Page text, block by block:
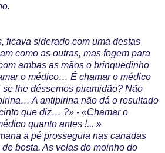
ficava siderado com uma destas
como as outras, mas fogem para
ambas as mãos o brinquedinho
o médico… É chamar o médico
se lhe déssemos piramidão? Não
A antipirina não dá o resultado
que diz… ?» - «Chamar o
quanto antes !... »
a pé prosseguia nas canadas
bosta. As velas do moinho do